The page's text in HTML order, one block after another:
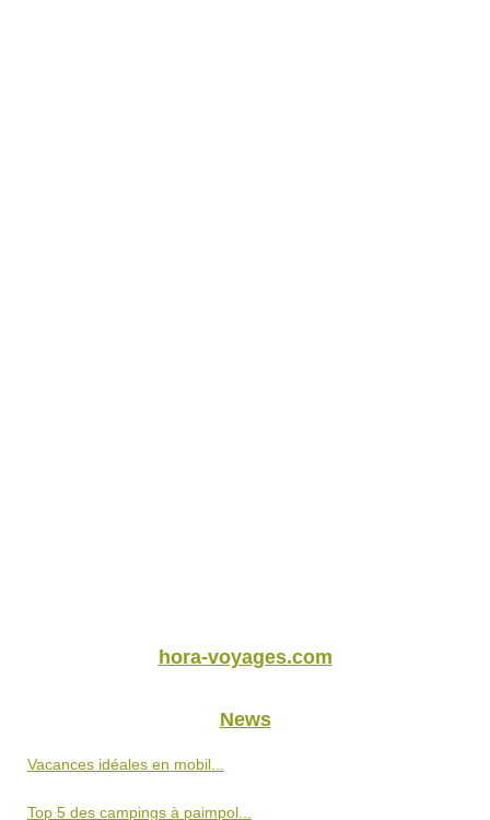
hora-voyages.com
News
Vacances idéales en mobil...
Top 5 des campings à paimpol...